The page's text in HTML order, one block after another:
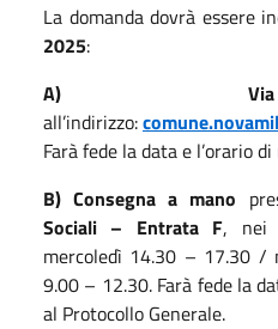
La domanda dovrà essere
2025:
A)
all’indirizzo:
Farà fede la data e l’orario
B) Consegna a mano
Sociali – Entrata F, nei
mercoledì 14.30 – 17.30 /
9.00 – 12.30. Farà fede la
al Protocollo Generale.